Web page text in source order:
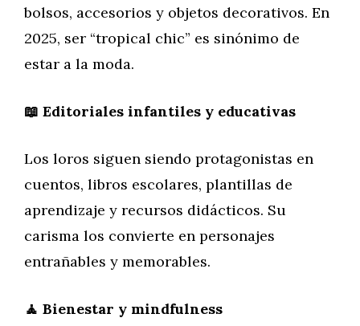
bolsos, accesorios y objetos decorativos. En
2025, ser “tropical chic” es sinónimo de
estar a la moda.
📖 Editoriales infantiles y educativas
Los loros siguen siendo protagonistas en
cuentos, libros escolares, plantillas de
aprendizaje y recursos didácticos. Su
carisma los convierte en personajes
entrañables y memorables.
🧘 Bienestar y mindfulness